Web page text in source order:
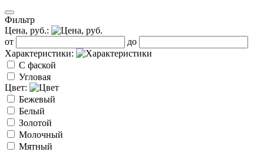
Фильтр
Цена, руб.:
от
до
Характеристики:
С фаской
Угловая
Цвет:
Бежевый
Белый
Золотой
Молочный
Мятный